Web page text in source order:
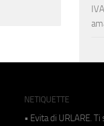
NETIQUETTE
• Evita di URLARE.